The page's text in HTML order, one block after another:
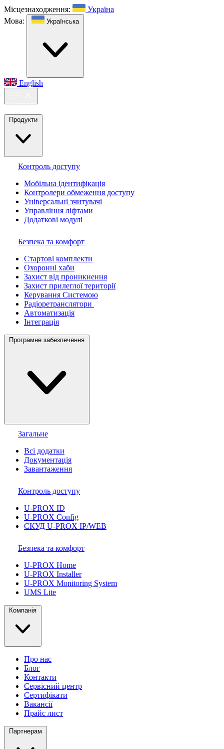
Місцезнаходження:
Україна
Мова:
Українська
English
Продукти
Контроль доступу
Мобільна ідентифікація
Контролери обмеження доступу
Універсальні зчитувачі
Управління ліфтами
Додаткові модулі
Безпека та комфорт
Стартові комплекти
Охоронні хаби
Захист від проникнення
Захист прилеглої території
Керування Системою
Радіоретранслятори
Автоматизація
Інтеграція
Програмне забезпечення
Загальне
Всі додатки
Документація
Завантаження
Контроль доступу
U-PROX ID
U-PROX Config
СКУД U-PROX IP/WEB
Безпека та комфорт
U-PROX Home
U-PROX Installer
U-PROX Monitoring System
UMS Lite
Компанія
Про нас
Блог
Контакти
Сервісний центр
Сертифікати
Вакансії
Прайс лист
Партнерам